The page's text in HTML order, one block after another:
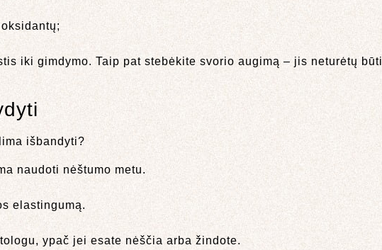
iki gimdymo. Taip pat stebėkite svorio augimą – jis neturėtų būti
išbandyti?
naudoti nėštumo metu.
elastingumą.
ypač jei esate nėščia arba žindote.